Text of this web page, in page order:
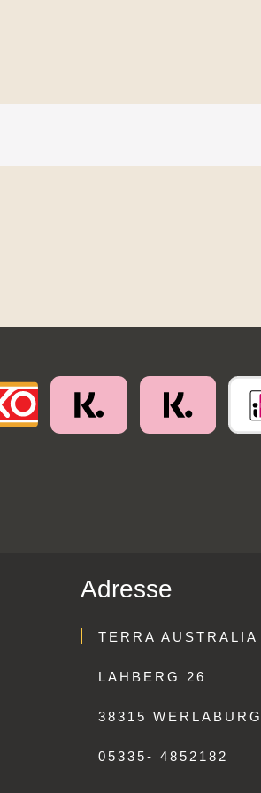
Adresse
TERRA AUSTRALIA
LAHBERG 26
38315
05335- 4852182